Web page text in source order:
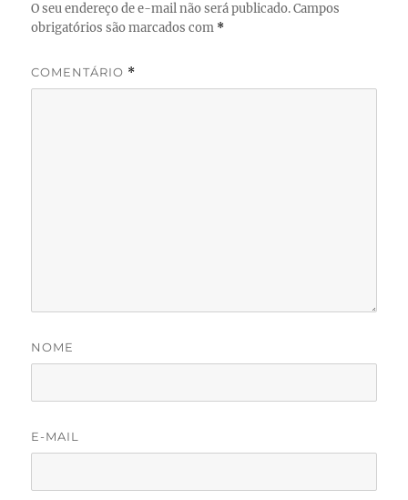
O seu endereço de e-mail não será publicado. Campos
obrigatórios são marcados com *
COMENTÁRIO *
NOME
E-MAIL